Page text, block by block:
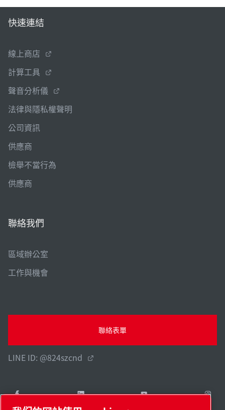
快速連結
線上商店
計算工具
聲音分析儀
法律與隱私權聲明
公司資訊
供應商
檢舉不當行為
供應商
聯絡我們
區域辦公室
工作與機會
聯絡表單
LINE ID: @824szcnd